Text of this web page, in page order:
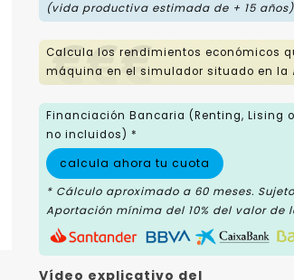
(vida productiva estimada de + 15 años)
Calcula los rendimientos económicos
máquina en el simulador situado en la
Financiación Bancaria (Renting, Lising
no incluidos) *
calcula ahora tu cuota
* Cálculo aproximado a 60 meses.
Aportación mínima del 10% del valor de
Vídeo explicativo del